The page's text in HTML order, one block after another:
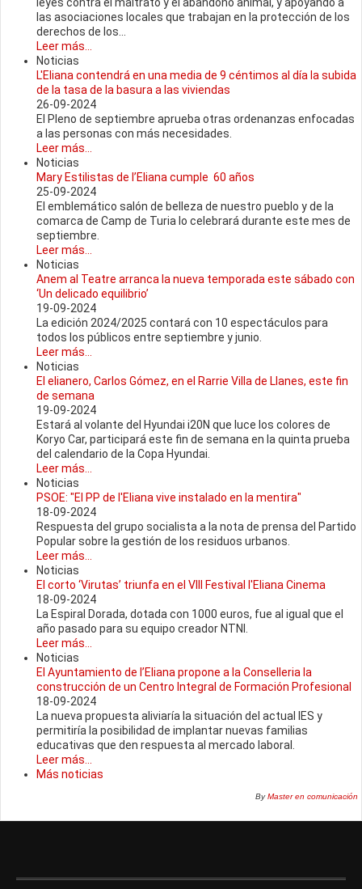
las asociaciones locales que trabajan en la protección de los
derechos de los...
Leer más...
Noticias
L'Eliana contendrá en una media de 9 céntimos al día la subida
de la tasa de la basura a las viviendas
26-09-2024
El Pleno de septiembre aprueba otras ordenanzas enfocadas
a las personas con más necesidades.
Leer más...
Noticias
Mary Estilistas de l’Eliana cumple 60 años
25-09-2024
El emblemático salón de belleza de nuestro pueblo y de la
comarca de Camp de Turia lo celebrará durante este mes de
septiembre.
Leer más...
Noticias
Anem al Teatre arranca la nueva temporada este sábado con
‘Un delicado equilibrio’
19-09-2024
La edición 2024/2025 contará con 10 espectáculos para
todos los públicos entre septiembre y junio.
Leer más...
Noticias
El elianero, Carlos Gómez, en el Rarrie Villa de Llanes, este fin
de semana
19-09-2024
Estará al volante del Hyundai i20N que luce los colores de
Koryo Car, participará este fin de semana en la quinta prueba
del calendario de la Copa Hyundai.
Leer más...
Noticias
PSOE: "El PP de l'Eliana vive instalado en la mentira"
18-09-2024
Respuesta del grupo socialista a la nota de prensa del Partido
Popular sobre la gestión de los residuos urbanos.
Leer más...
Noticias
El corto ‘Virutas’ triunfa en el VIII Festival l'Eliana Cinema
18-09-2024
La Espiral Dorada, dotada con 1000 euros, fue al igual que el
año pasado para su equipo creador NTNI.
Leer más...
Noticias
El Ayuntamiento de l’Eliana propone a la Conselleria la
construcción de un Centro Integral de Formación Profesional
18-09-2024
La nueva propuesta aliviaría la situación del actual IES y
permitiría la posibilidad de implantar nuevas familias
educativas que den respuesta al mercado laboral.
Leer más...
Más noticias
ByMaster en comunicación